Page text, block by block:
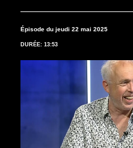
Épisode du jeudi 22 mai 2025
DURÉE: 13:53